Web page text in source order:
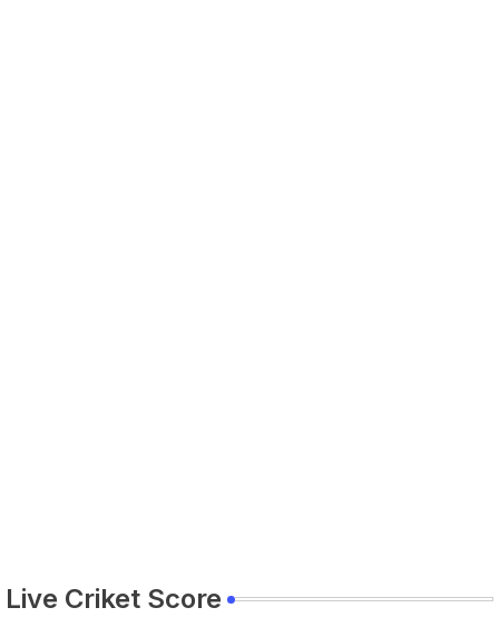
Live Criket Score